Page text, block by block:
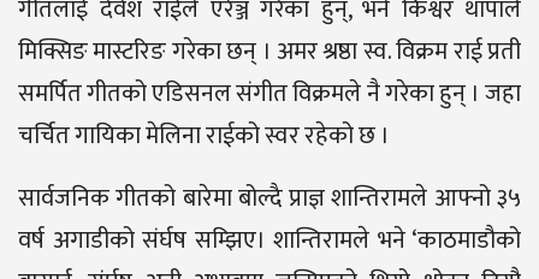
गीतलाई देवेश राईले एरेञ्ज गरेका हुन्, भने किश्वर थापाले
मिक्सिङ मास्टरिङ गरेका छन् । अमर श्रष्ठा स्व. विक्रम राई प्रती
समर्पित गीतको एडिसनल संगीत विक्रमले नै गरेका हुन् । जहा
चर्चित गायिका मेलिना राईको स्वर रहेको छ ।
सार्वजनिक गीतको बारेमा बोल्दै प्राज्ञ शान्तिरामले आफ्नो ३५
वर्ष अगाडीको संर्घष सम्झिए। शान्तिरामले भने ‘काठमाडौको